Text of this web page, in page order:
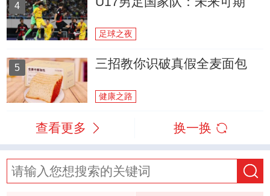
4
足球之夜
5 三招教你识破真假全麦面包
健康之路
查看更多 换一换